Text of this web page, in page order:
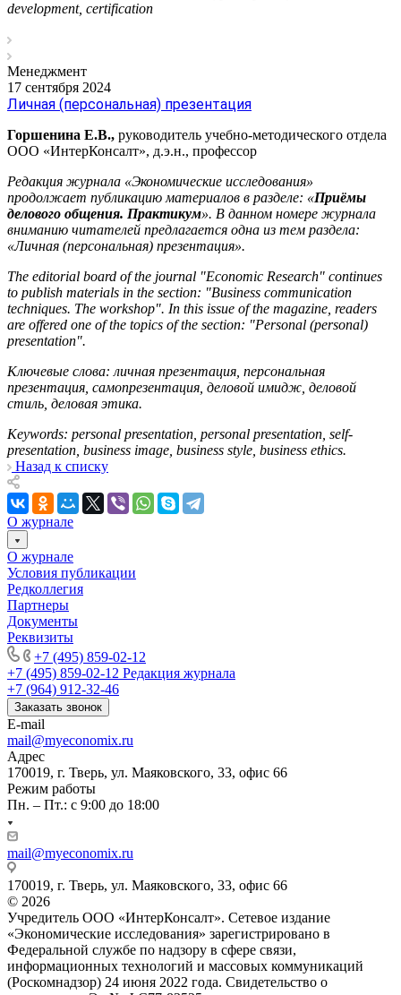
development, certification
Менеджмент
17 сентября 2024
Личная (персональная) презентация
Горшенина Е.В., руководитель учебно-методического отдела
ООО «ИнтерКонсалт», д.э.н., профессор
Редакция журнала «Экономические исследования»
продолжает публикацию материалов в разделе: «Приёмы
делового общения. Практикум». В данном номере журнала
вниманию читателей предлагается одна из тем раздела:
«Личная (персональная) презентация».
The editorial board of the journal "Economic Research" continues
to publish materials in the section: "Business communication
techniques. The workshop". In this issue of the magazine, readers
are offered one of the topics of the section: "Personal (personal)
presentation".
Ключевые слова: личная презентация, персональная
презентация, самопрезентация, деловой имидж, деловой
стиль, деловая этика.
Keywords: personal presentation, personal presentation, self-
presentation, business image, business style, business ethics.
Назад к списку
О журнале
О журнале
Условия публикации
Редколлегия
Партнеры
Документы
Реквизиты
+7 (495) 859-02-12
+7 (495) 859-02-12 Редакция журнала
+7 (964) 912-32-46
Заказать звонок
E-mail
mail@myeconomix.ru
Адрес
170019, г. Тверь, ул. Маяковского, 33, офис 66
Режим работы
Пн. – Пт.: с 9:00 до 18:00
mail@myeconomix.ru
170019, г. Тверь, ул. Маяковского, 33, офис 66
© 2026
Учредитель ООО «ИнтерКонсалт». Сетевое издание
«Экономические исследования» зарегистрировано в
Федеральной службе по надзору в сфере связи,
информационных технологий и массовых коммуникаций
(Роскомнадзор) 24 июня 2022 года. Свидетельство о